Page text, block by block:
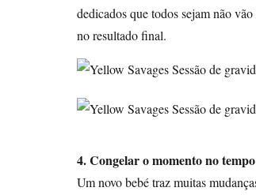
dedicados que todos sejam não
no resultado final.
4. Congelar o momento no tempo
Um novo bebé traz muitas